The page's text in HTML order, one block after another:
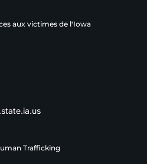
aux victimes de l'Iowa
Trafficking